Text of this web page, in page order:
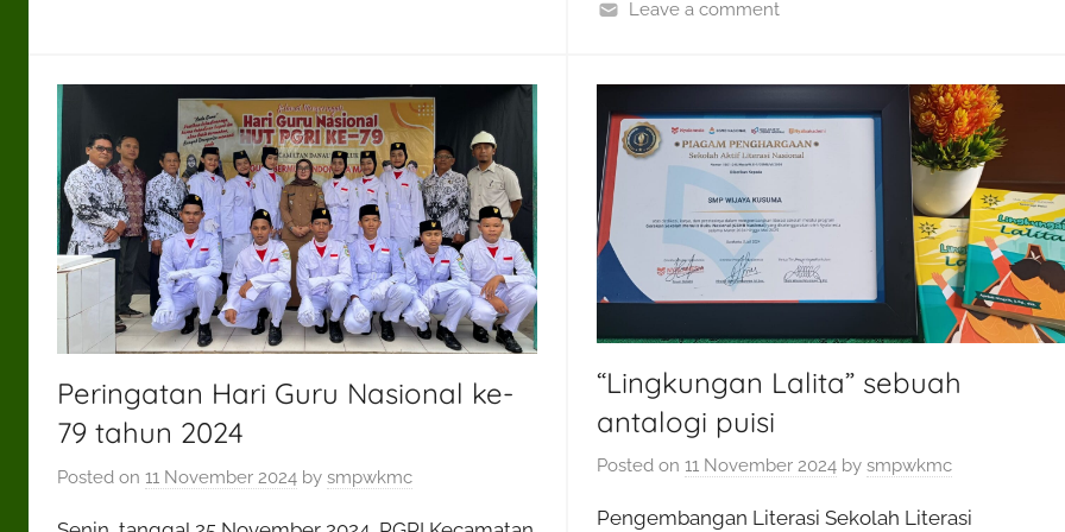
o
k
n
Leave a comment
Peringatan Hari Guru Nasional ke-
79 tahun 2024
Posted on 11 November 2024 by smpwkmc
“Lingkungan Lalita” sebuah
antalogi puisi
Posted on 11 November 2024by smpwkmc
Pengembangan Literasi Sekolah Literasi